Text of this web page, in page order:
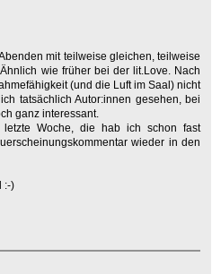
mit teilweise gleichen, teilweise
wie früher bei der lit.Love. Nach
(und die Luft im Saal) nicht
tatsächlich Autor:innen gesehen, bei
ganz interessant.
letzte Woche, die hab ich schon fast
wieder in den
:-)